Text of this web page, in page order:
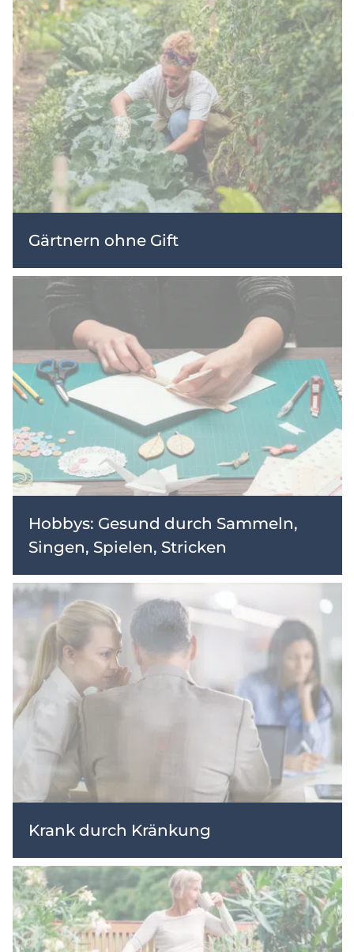
Gärtnern ohne Gift
Hobbys: Gesund durch Sammeln,
Singen, Spielen, Stricken
Krank durch Kränkung